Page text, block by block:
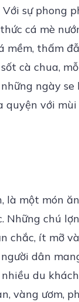
sự phong
cá mè
thấm
cà chua,
ngày
quyện với
là một món
Những chú
ít mỡ
dân
du
vàng ươm,